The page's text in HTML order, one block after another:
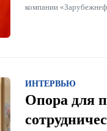
компании
ИНТЕРВЬЮ
Опора для